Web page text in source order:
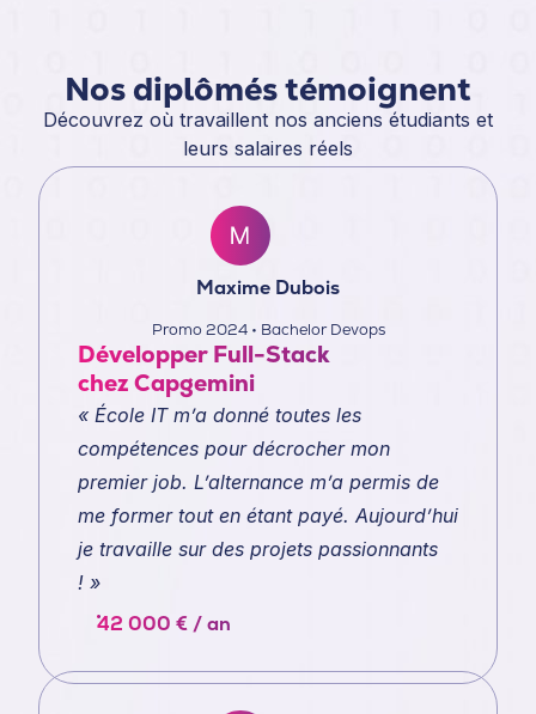
Nos diplômés témoignent
Découvrez où travaillent nos anciens étudiants et
leurs salaires réels
Maxime Dubois
Promo 2024 • Bachelor Devops
Développer Full-Stack
chez Capgemini
« École IT m’a donné toutes les
compétences pour décrocher mon
premier job. L’alternance m’a permis de
me former tout en étant payé. Aujourd’hui
je travaille sur des projets passionnants
! »
42 000 € / an